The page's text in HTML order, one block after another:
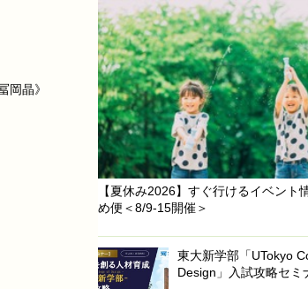
岡晶》
【夏休み2026】すぐ行けるイベント
め便＜8/9-15開催＞
東大新学部「UTokyo
Design」入試攻略セミ